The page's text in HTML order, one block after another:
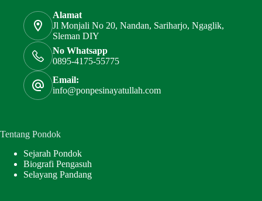
Alamat
Jl Monjali No 20, Nandan, Sariharjo, Ngaglik,
Sleman DIY
No Whatsapp
0895-4175-55775
Email:
info@ponpesinayatullah.com
Tentang Pondok
Sejarah Pondok
Biografi Pengasuh
Selayang Pandang